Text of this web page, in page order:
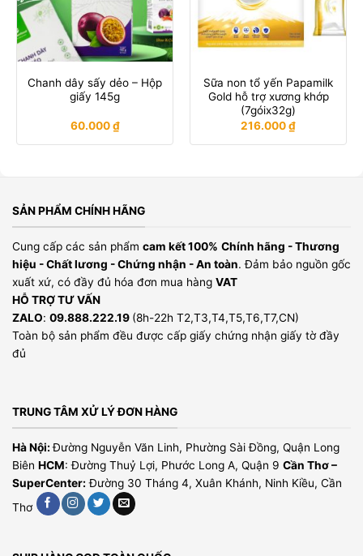
Chanh dây sấy dẻo – Hộp
giấy 145g
60.000₫
Sữa non tổ yến Papamilk
Gold hỗ trợ xương khớp
(7góix32g)
216.000₫
SẢN PHẨM CHÍNH HÃNG
Cung cấp các sản phẩm cam kết 100% Chính hãng - Thương
hiệu - Chất lương - Chứng nhận - An toàn. Đảm bảo nguồn gốc
xuất xứ, có đầy đủ hóa đơn mua hàng VAT
HỖ TRỢ TƯ VẤN
ZALO: 09.888.222.19 (8h-22h T2,T3,T4,T5,T6,T7,CN)
Toàn bộ sản phẩm đều được cấp giấy chứng nhận giấy tờ đầy
đủ
TRUNG TÂM XỬ LÝ ĐƠN HÀNG
Hà Nội:Đường Nguyễn Văn Linh, Phường Sài Đồng, Quận Long
Biên HCM: Đường Thuỷ Lợi, Phước Long A, Quận 9 Cần Thơ –
SuperCenter: Đường 30 Tháng 4, Xuân Khánh, Ninh Kiều, Cần
Thơ